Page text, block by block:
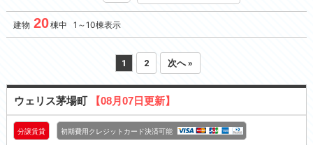
建物 20棟中 1～10棟表示
1 2 次へ »
ウェリス茅場町 【08月07日更新】
分譲賃貸 初期費用クレジットカード決済可能